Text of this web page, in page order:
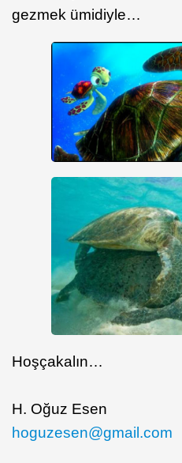
gezmek ümidiyle…
Hoşçakalın…
H. Oğuz Esen
hoguzesen@gmail.com